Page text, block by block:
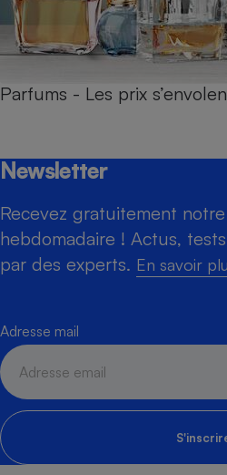
Parfums - Les prix
Newsletter
Recevez gratuitement
hebdomadaire ! Actus,
par des experts. En savoir
Adresse mail